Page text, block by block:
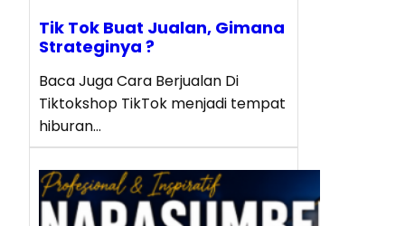
Tik Tok Buat Jualan, Gimana
Strateginya ?
Baca Juga Cara Berjualan Di
Tiktokshop TikTok menjadi tempat
hiburan…